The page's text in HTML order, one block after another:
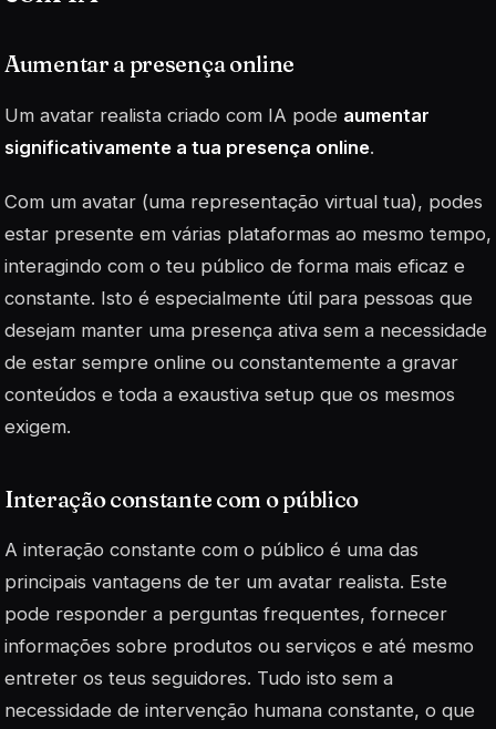
Aumentar a presença online
Um avatar realista criado com IA pode aumentar
significativamente a tua presença online.
Com um avatar (uma representação virtual tua), podes
estar presente em várias plataformas ao mesmo tempo,
interagindo com o teu público de forma mais eficaz e
constante. Isto é especialmente útil para pessoas que
desejam manter uma presença ativa sem a necessidade
de estar sempre online ou constantemente a gravar
conteúdos e toda a exaustiva setup que os mesmos
exigem.
Interação constante com o público
A interação constante com o público é uma das
principais vantagens de ter um avatar realista. Este
pode responder a perguntas frequentes, fornecer
informações sobre produtos ou serviços e até mesmo
entreter os teus seguidores. Tudo isto sem a
necessidade de intervenção humana constante, o que